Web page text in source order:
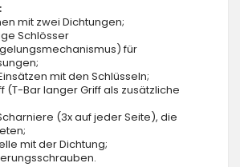
mit zwei Dichtungen;
Schlösser
für
mit den Schlüsseln;
(T-Bar langer Griff als zusätzliche
(3x auf jeder Seite), die
mit der Dichtung;